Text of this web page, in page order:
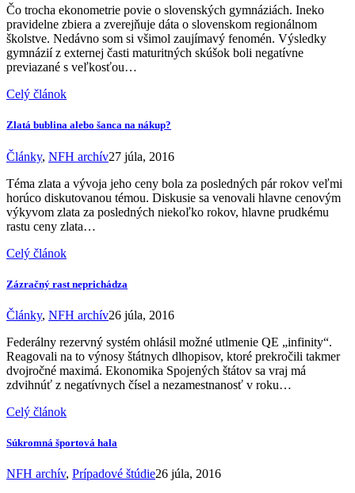
Čo trocha ekonometrie povie o slovenských gymnáziách. Ineko
pravidelne zbiera a zverejňuje dáta o slovenskom regionálnom
školstve. Nedávno som si všimol zaujímavý fenomén. Výsledky
gymnázií z externej časti maturitných skúšok boli negatívne
previazané s veľkosťou…
Celý článok
Zlatá bublina alebo šanca na nákup?
Články, NFH archív27 júla, 2016
Téma zlata a vývoja jeho ceny bola za posledných pár rokov veľmi
horúco diskutovanou témou. Diskusie sa venovali hlavne cenovým
výkyvom zlata za posledných niekoľko rokov, hlavne prudkému
rastu ceny zlata…
Celý článok
Zázračný rast neprichádza
Články, NFH archív26 júla, 2016
Federálny rezervný systém ohlásil možné utlmenie QE „infinity“.
Reagovali na to výnosy štátnych dlhopisov, ktoré prekročili takmer
dvojročné maximá. Ekonomika Spojených štátov sa vraj má
zdvihnúť z negatívnych čísel a nezamestnanosť v roku…
Celý článok
Súkromná športová hala
NFH archív, Prípadové štúdie26 júla, 2016